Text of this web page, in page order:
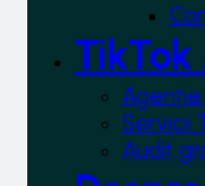
TikTok
Agenție
Servicii
Audit